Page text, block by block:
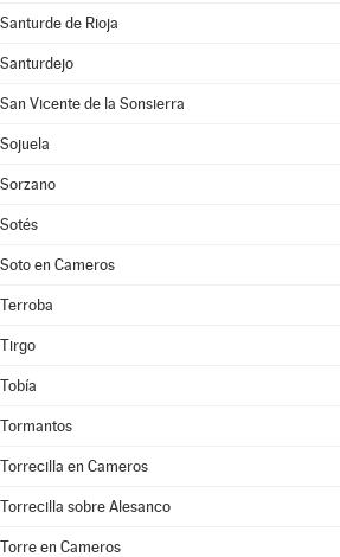
Santurde de Rioja
Santurdejo
San Vicente de la Sonsierra
Sojuela
Sorzano
Sotés
Soto en Cameros
Terroba
Tirgo
Tobía
Tormantos
Torrecilla en Cameros
Torrecilla sobre Alesanco
Torre en Cameros